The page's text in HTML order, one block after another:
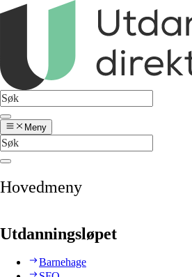
Meny
Hovedmeny
Utdanningsløpet
Barnehage